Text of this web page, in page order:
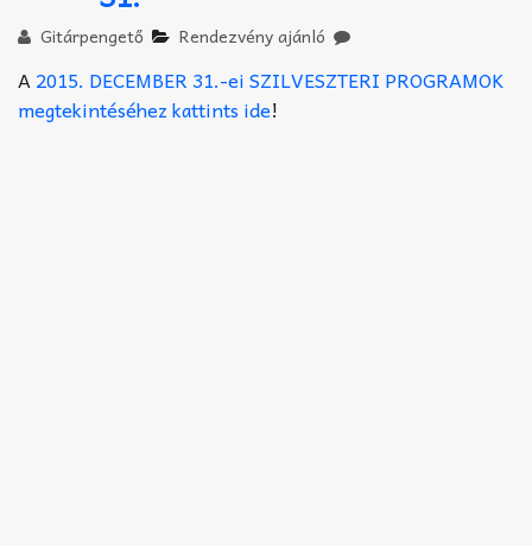
Improvizáció
Gitárpengető Rendezvény ajánló
A2015. DECEMBER 31.-ei SZILVESZTERI PROGRAMOK
megtekintéséhez kattints ide!